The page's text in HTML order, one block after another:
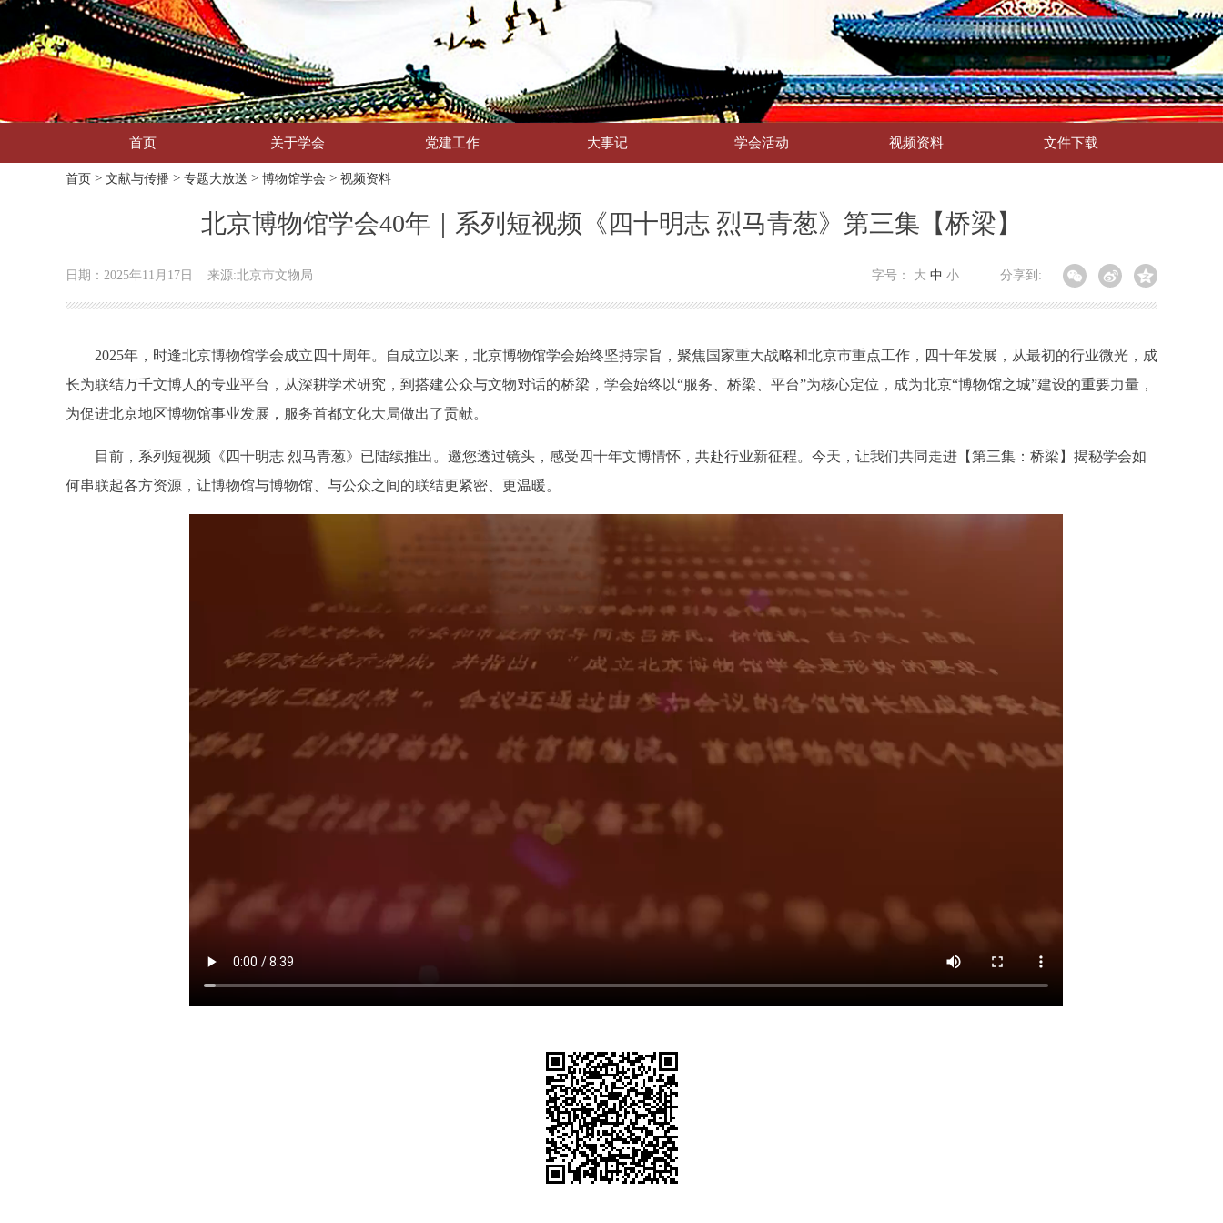
首页 关于学会 党建工作 大事记 学会活动 视频资料 文件下载
首页 > 文献与传播 > 专题大放送 > 博物馆学会 > 视频资料
北京博物馆学会40年｜系列短视频《四十明志 烈马青葱》第三集【桥梁】
日期：2025年11月17日 来源:北京市文物局 分享到:
字号： 大 中 小
2025年，时逢北京博物馆学会成立四十周年。自成立以来，北京博物馆学会始终坚持宗旨，聚焦国家重大战略和北京市重点工作，四十年发展，从最初的行业微光，成
长为联结万千文博人的专业平台，从深耕学术研究，到搭建公众与文物对话的桥梁，学会始终以“服务、桥梁、平台”为核心定位，成为北京“博物馆之城”建设的重要力量，
为促进北京地区博物馆事业发展，服务首都文化大局做出了贡献。
目前，系列短视频《四十明志 烈马青葱》已陆续推出。邀您透过镜头，感受四十年文博情怀，共赴行业新征程。今天，让我们共同走进【第三集：桥梁】揭秘学会如
何串联起各方资源，让博物馆与博物馆、与公众之间的联结更紧密、更温暖。